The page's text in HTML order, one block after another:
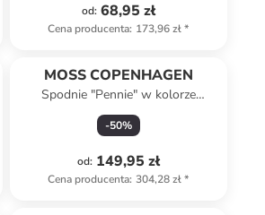
od: 68,95 zł
Cena producenta: 173,96 zł*
MOSS COPENHAGEN
Spodnie "Pennie" w kolorze
niebieskim
-50%
od: 149,95 zł
Cena producenta: 304,28 zł*